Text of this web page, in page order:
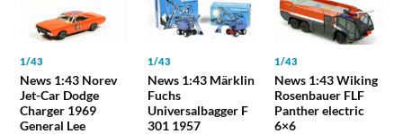
1/43
News 1:43 Norev
Jet-Car Dodge
Charger 1969
General Lee
1/43
News 1:43 Märklin
Fuchs
Universalbagger F
301 1957
1/43
News 1:43 Wiking
Rosenbauer FLF
Panther electric
6×6